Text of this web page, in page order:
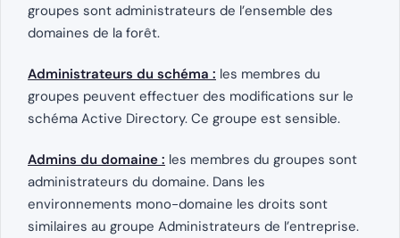
groupes sont administrateurs de l’ensemble des
domaines de la forêt.
Administrateurs du schéma : les membres du
groupes peuvent effectuer des modifications sur le
schéma Active Directory. Ce groupe est sensible.
Admins du domaine : les membres du groupes sont
administrateurs du domaine. Dans les
environnements mono-domaine les droits sont
similaires au groupe Administrateurs de l’entreprise.